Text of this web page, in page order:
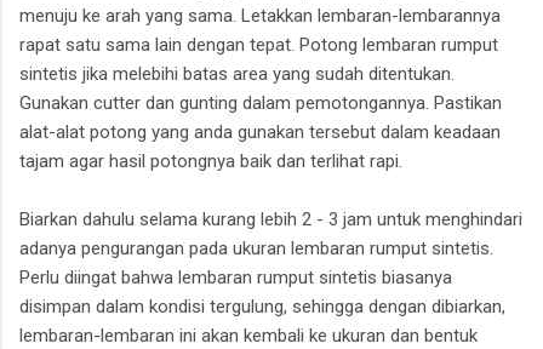
menuju ke arah yang sama. Letakkan lembaran-lembarannya
rapat satu sama lain dengan tepat. Potong lembaran rumput
sintetis jika melebihi batas area yang sudah ditentukan.
Gunakan cutter dan gunting dalam pemotongannya. Pastikan
alat-alat potong yang anda gunakan tersebut dalam keadaan
tajam agar hasil potongnya baik dan terlihat rapi.
Biarkan dahulu selama kurang lebih 2 - 3 jam untuk menghindari
adanya pengurangan pada ukuran lembaran rumput sintetis.
Perlu diingat bahwa lembaran rumput sintetis biasanya
disimpan dalam kondisi tergulung, sehingga dengan dibiarkan,
lembaran-lembaran ini akan kembali ke ukuran dan bentuk